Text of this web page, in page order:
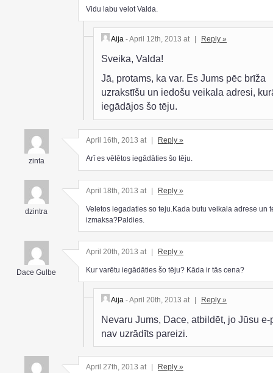
Vidu labu velot Valda.
Aija - April 12th, 2013 at | Reply »
Sveika, Valda!
Jā, protams, ka var. Es Jums pēc brīža
uzrakstīšu un iedošu veikala adresi,
iegādājos šo tēju.
zinta
April 16th, 2013 at Reply »
Arī es vēlētos iegādāties šo tēju.
dzintra
April 18th, 2013 at | Reply »
Veletos iegadaties so teju.Kada butu veikala adrese un
izmaksa?Paldies.
Dace Gulbe
April 20th, 2013 at Reply »
Kur varētu iegādāties šo tēju? Kāda ir tās cena?
Aija - April 20th, 2013 at | Reply »
Nevaru Jums, Dace, atbildēt, jo Jūsu e-
nav uzrādīts pareizi.
April 27th, 2013 at Reply »